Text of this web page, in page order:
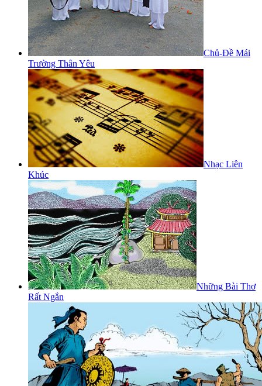
Chủ-Đề Mái
Trường Thân Yêu
Nhạc Liên
Khúc
Những Bài Thơ
Rất Ngắn